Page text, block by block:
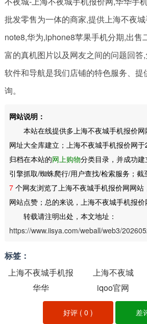
批发零售为一体的商家,提供上海不夜
note8,华为,iphone8苹果手机分期,出售
富的真机图片以及网友之间的问题回答
软件和导航是我们店铺的特色服务、提
询。
网站说明：
本站在线提供多上海不夜城手机报价网
网址大全库建立；上海不夜城手机报价网
归档在本站的网上购物分类目录，并成功
引擎抓取/蜘蛛爬行/用户查找/检索服务；
7个网友浏览了上海不夜城手机报价网网站
网站点赞；总的来说，上海不夜城手机报价
转载请注明出处，本文地址：
https://www.iisya.com/weball/web3/
标签：
上海不夜城手机报
价网
上海不夜城
华华
iqoo官网
好评 (0 ) 差